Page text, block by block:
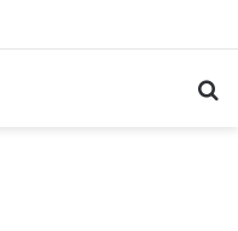
in Arancione!